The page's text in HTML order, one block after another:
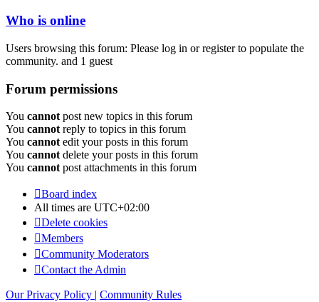
Who is online
Users browsing this forum: Please log in or register to populate the
community. and 1 guest
Forum permissions
You cannot post new topics in this forum
You cannot reply to topics in this forum
You cannot edit your posts in this forum
You cannot delete your posts in this forum
You cannot post attachments in this forum
Board index
All times are UTC+02:00
Delete cookies
Members
Community Moderators
Contact the Admin
Our Privacy Policy | Community Rules